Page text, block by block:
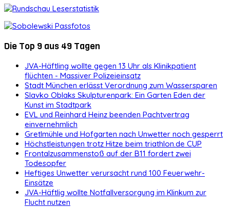
Die Top 9 aus 49 Tagen
JVA-Häftling wollte gegen 13 Uhr als Klinikpatient
flüchten - Massiver Polizeieinsatz
Stadt München erlässt Verordnung zum Wassersparen
Slavko Oblaks Skulpturenpark: Ein Garten Eden der
Kunst im Stadtpark
EVL und Reinhard Heinz beenden Pachtvertrag
einvernehmlich
Gretlmühle und Hofgarten nach Unwetter noch gesperrt
Höchstleistungen trotz Hitze beim triathlon.de CUP
Frontalzusammenstoß auf der B11 fordert zwei
Todesopfer
Heftiges Unwetter verursacht rund 100 Feuerwehr-
Einsätze
JVA-Häftlig wollte Notfallversorgung im Klinkum zur
Flucht nutzen